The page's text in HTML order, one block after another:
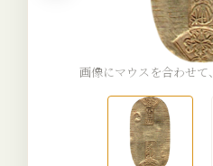
画像にマウスを合わせて